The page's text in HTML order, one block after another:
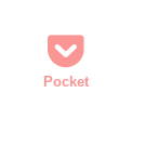
Pocket